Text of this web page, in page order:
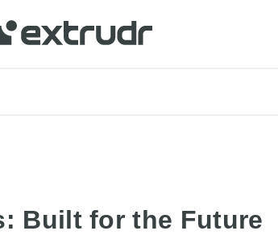
Built for the Future